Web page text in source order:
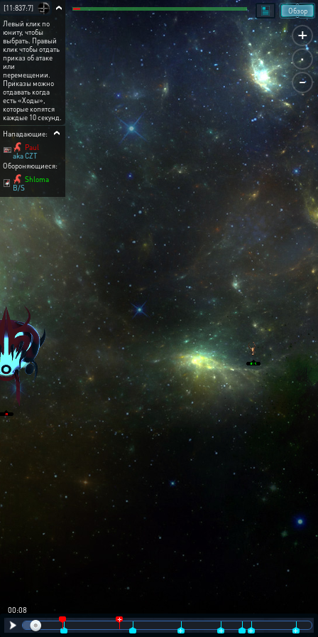
+
.
-
Обзор
[11:837:7]
Левый клик по
юниту, чтобы
выбрать. Правый
клик чтобы отдать
приказ об атаке
или
перемещении.
Приказы можно
отдавать когда
есть «Ходы»,
которые копятся
каждые 10 секунд.
Нападающие:
Paul
aka CZT
Обороняющиеся:
Shloma
B/S
00:09